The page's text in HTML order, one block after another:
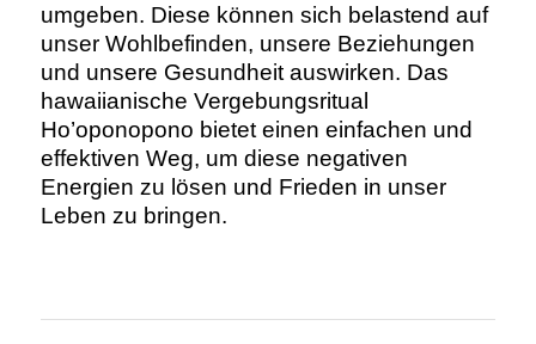
umgeben. Diese können sich belastend auf
unser Wohlbefinden, unsere Beziehungen
und unsere Gesundheit auswirken. Das
hawaiianische Vergebungsritual
Ho’oponopono bietet einen einfachen und
effektiven Weg, um diese negativen
Energien zu lösen und Frieden in unser
Leben zu bringen.